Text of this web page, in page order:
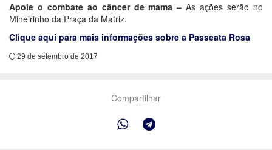
Apoie o combate ao câncer de mama – As ações serão no
Mineirinho da Praça da Matriz.
Clique aqui para mais informações sobre a Passeata Rosa
29 de setembro de 2017
Compartilhar